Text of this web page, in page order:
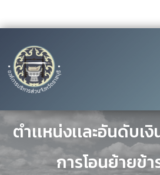
หลักเกณฑ์เกี่ยวกับ
ตำเเหน่งเเละอันดับเ
การโอนย้ายข้า